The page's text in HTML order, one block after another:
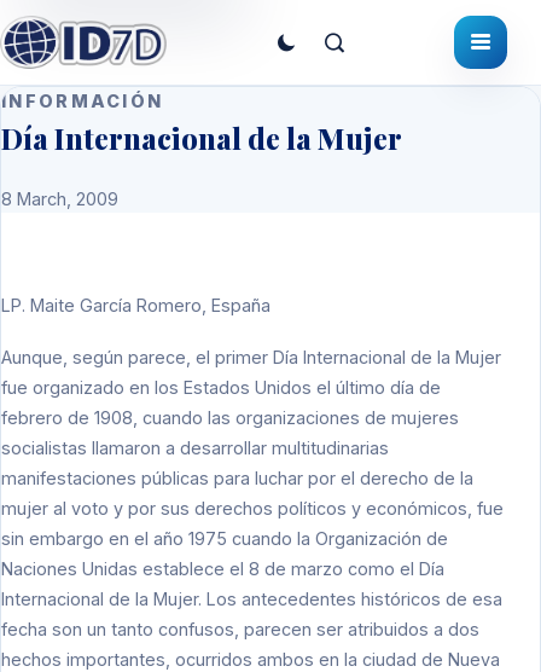
INFORMACIÓN
Día Internacional de la Mujer
8 March, 2009
LP. Maite García Romero, España
Aunque, según parece, el primer Día Internacional de la Mujer
fue organizado en los Estados Unidos el último día de
febrero de 1908, cuando las organizaciones de mujeres
socialistas llamaron a desarrollar multitudinarias
manifestaciones públicas para luchar por el derecho de la
mujer al voto y por sus derechos políticos y económicos, fue
sin embargo en el año 1975 cuando la Organización de
Naciones Unidas establece el 8 de marzo como el Día
Internacional de la Mujer. Los antecedentes históricos de esa
fecha son un tanto confusos, parecen ser atribuidos a dos
hechos importantes, ocurridos ambos en la ciudad de Nueva